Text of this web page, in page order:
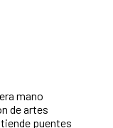
mano
de artes
puentes